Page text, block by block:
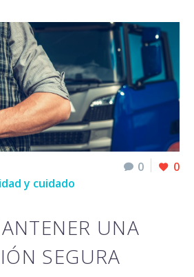
0 0
y cuidado
UNA
SEGURA